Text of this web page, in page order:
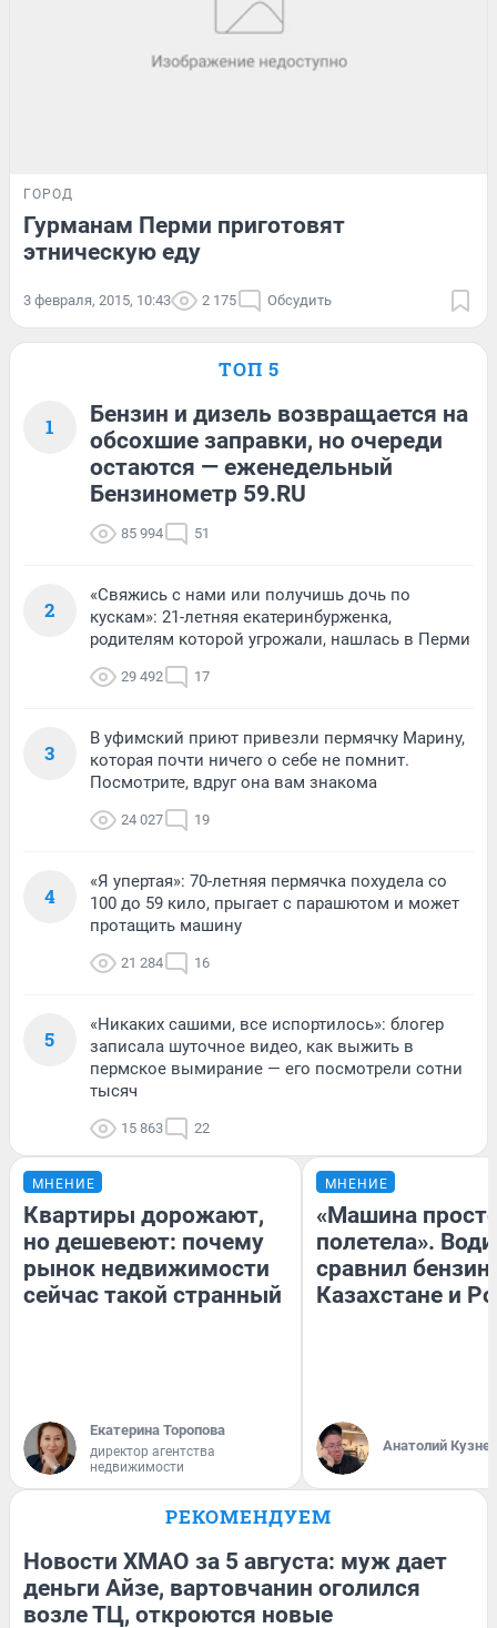
ГОРОД
Гурманам Перми приготовят
этническую еду
3 февраля, 2015, 10:43 2 175 Обсудить
ТОП 5
1
Бензин и дизель возвращается на
обсохшие заправки, но очереди
остаются — еженедельный
Бензинометр 59.RU
85 994 51
2
«Свяжись с нами или получишь дочь по
кускам»: 21-летняя екатеринбурженка,
родителям которой угрожали, нашлась в Перми
29 492 17
3
В уфимский приют привезли пермячку Марину,
которая почти ничего о себе не помнит.
Посмотрите, вдруг она вам знакома
24 027 19
4
«Я упертая»: 70-летняя пермячка похудела со
100 до 59 кило, прыгает с парашютом и может
протащить машину
21 284 16
5
«Никаких сашими, все испортилось»: блогер
записала шуточное видео, как выжить в
пермское вымирание — его посмотрели сотни
тысяч
15 863 22
МНЕНИЕ
Квартиры дорожают,
но дешевеют: почему
рынок недвижимости
сейчас такой странный
Екатерина Торопова
директор агентства
недвижимости
МНЕНИЕ
«Машина
полетела».
сравнил бензин
Казахстане и
Анатолий
РЕКОМЕНДУЕМ
Новости ХМАО за 5 августа: муж дает
деньги Айзе, вартовчанин оголился
возле ТЦ, откроются новые